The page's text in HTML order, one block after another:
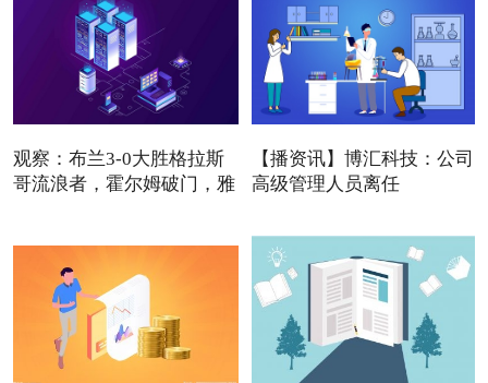
观察：布兰3-0大胜格拉斯
哥流浪者，霍尔姆破门，雅
【播资讯】博汇科技：公司
高级管理人员离任